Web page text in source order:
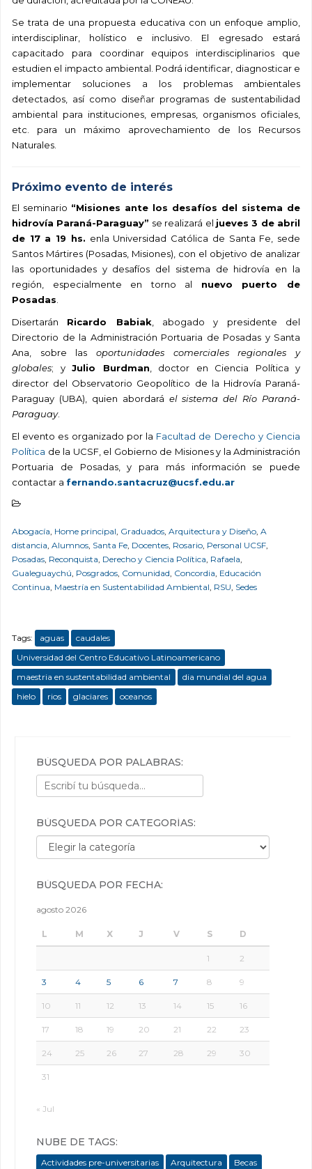
Se trata de una propuesta educativa con un enfoque amplio,
interdisciplinar, holístico e inclusivo. El egresado estará
capacitado para coordinar equipos interdisciplinarios que
estudien el impacto ambiental. Podrá identificar, diagnosticar e
implementar soluciones a los problemas ambientales
detectados, así como diseñar programas de sustentabilidad
ambiental para instituciones, empresas, organismos oficiales,
etc. para un máximo aprovechamiento de los Recursos
Naturales.
Próximo evento de interés
El seminario “Misiones ante los desafíos del sistema de
hidrovía Paraná-Paraguay” se realizará el jueves 3 de abril
de 17 a 19 hs. enla Universidad Católica de Santa Fe, sede
Santos Mártires (Posadas, Misiones), con el objetivo de analizar
las oportunidades y desafíos del sistema de hidrovía en la
región, especialmente en torno al nuevo puerto de
Posadas.
Disertarán Ricardo Babiak, abogado y presidente del
Directorio de la Administración Portuaria de Posadas y Santa
Ana, sobre las oportunidades comerciales regionales y
globales; y Julio Burdman, doctor en Ciencia Política y
director del Observatorio Geopolítico de la Hidrovía Paraná-
Paraguay (UBA), quien abordará el sistema del Río Paraná-
Paraguay.
El evento es organizado por la Facultad de Derecho y Ciencia
Política de la UCSF, el Gobierno de Misiones y la Administración
Portuaria de Posadas, y para más información se puede
contactar a fernando.santacruz@ucsf.edu.ar
Abogacía, Home principal, Graduados, Arquitectura y Diseño, A
distancia, Alumnos, Santa Fe, Docentes, Rosario, Personal UCSF,
Posadas, Reconquista, Derecho y Ciencia Política, Rafaela,
Gualeguaychú, Posgrados, Comunidad, Concordia, Educación
Continua, Maestría en Sustentabilidad Ambiental, RSU, Sedes
Tags: aguas
caudales
Universidad del Centro Educativo Latinoamericano
maestria en sustentabilidad ambiental
dia mundial del agua
hielo
rios glaciares oceanos
BÚSQUEDA POR PALABRAS:
BÚSQUEDA POR CATEGORÍAS:
Búsqueda por categorías:
BÚSQUEDA POR FECHA:
agosto 2026
L M X J V S D
1 2
3 4 5 6 7 8 9
10 11 12 13 14 15 16
17 18 19 20 21 22 23
24 25 26 27 28 29 30
31
« Jul
NUBE DE TAGS:
Actividades pre-universitarias Arquitectura
Becas